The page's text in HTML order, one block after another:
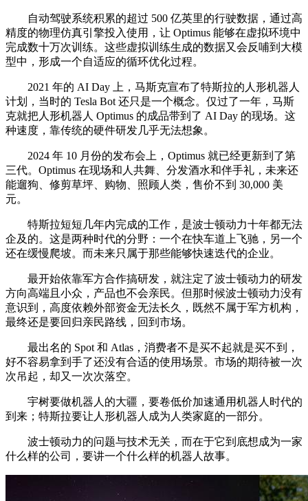
自动驾驶系统积累的超过 500 亿英里的行驶数据，通过高
精度的物理仿真引擎投入使用，让 Optimus 能够在虚拟环境中
完成数十万次训练。这些虚拟训练生成的数据又会反哺到大模
型中，形成一个自适应的循环优化过程。
2021 年的 AI Day 上，马斯克宣布了特斯拉的人形机器人
计划，当时的 Tesla Bot 还只是一个概念。仅过了一年，马斯
克就把人形机器人 Optimus 的成品带到了 AI Day 的现场。这
种速度，靠传统的硬件研发几乎无法想象。
2024 年 10 月份的发布会上，Optimus 就已经更新到了第
三代。Optimus 在现场和人共舞、分发酒水和伴手礼，未来还
能遛狗、修剪草坪、购物、照顾人类，售价不到 30,000 美
元。
特斯拉短短几年内完成的工作，是波士顿动力十年都无法
企及的。这是两种时代的分野：一个在快车道上飞驰，另一个
还在缓慢爬坡。而未来只属于那些能够快速迭代的企业。
最开始依靠军方合作搞研发，就注定了波士顿动力的研发
方向高端且小众，产品也不会亲民。但那时候波士顿动力没有
意识到，高度依赖外部资金无法长久，既然不属于军方机构，
最终还是要回归亲民路线，回到市场。
最出名的 Spot 和 Atlas，消费者不是买不起就是买不到，
好不容易拿到手了还没有合适的使用场景。市场的期待被一次
次吊起，却又一次次落空。
宇树要做机器人的大疆，要卷低价加速通用机器人时代的
到来；特斯拉要让人形机器人成为人类家庭的一部分。
波士顿动力的问题与技术无关，而在于它到底想成为一家
什么样的公司，要讲一个什么样的机器人故事。